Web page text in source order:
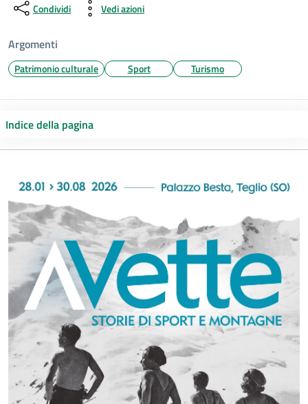
Condividi Vedi azioni
Argomenti
Patrimonio culturale Sport Turismo
Indice della pagina